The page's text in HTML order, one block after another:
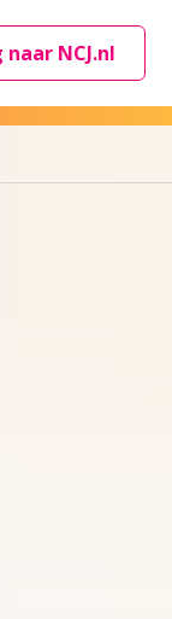
NCJ.nl
stuurt je terug